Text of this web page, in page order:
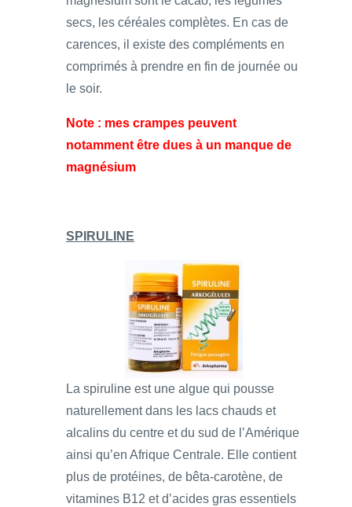
secs, les céréales complètes. En cas de
carences, il existe des compléments en
comprimés à prendre en fin de journée ou
le soir.
Note : mes crampes peuvent
notamment être dues à un manque de
magnésium
SPIRULINE
La spiruline est une algue qui pousse
naturellement dans les lacs chauds et
alcalins du centre et du sud de l’Amérique
ainsi qu’en Afrique Centrale. Elle contient
plus de protéines, de bêta-carotène, de
vitamines B12 et d’acides gras essentiels